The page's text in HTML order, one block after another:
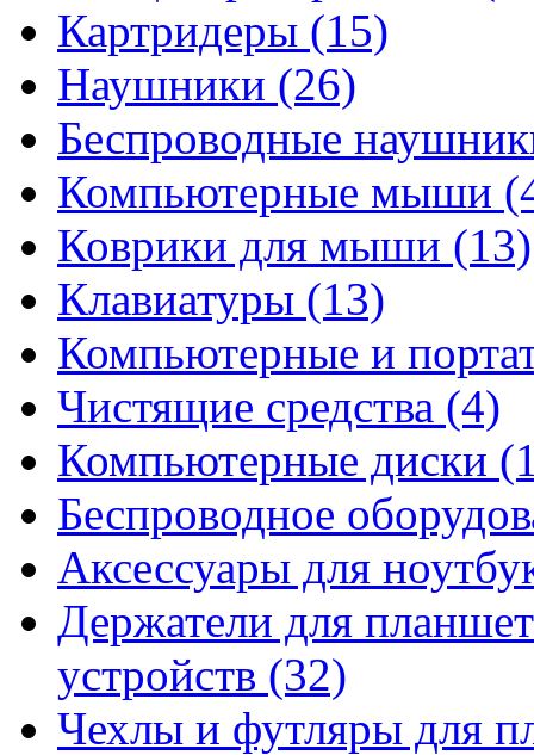
Картридеры (15)
Наушники (26)
Беспроводные
Компьютерные мыши
Коврики для мыши (13)
Клавиатуры (13)
Компьютерные и
Чистящие средства (4)
Компьютерные диски
Беспроводное
Аксессуары для
Держатели для
устройств (32)
Чехлы и футляры для